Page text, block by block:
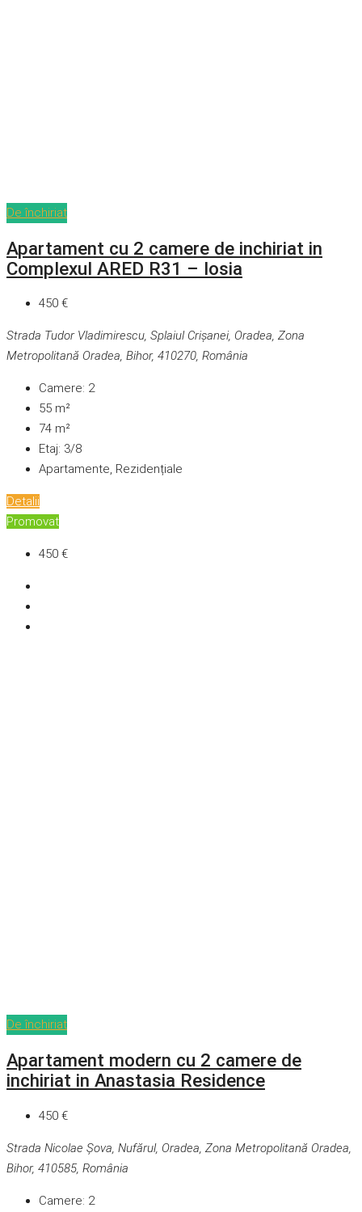
De închiriat
Apartament cu 2 camere de inchiriat in
Complexul ARED R31 – Iosia
450 €
Strada Tudor Vladimirescu, Splaiul Crișanei, Oradea, Zona
Metropolitană Oradea, Bihor, 410270, România
Camere: 2
55 m²
74 m²
Etaj: 3/8
Apartamente, Rezidențiale
Detalii
Promovat
450 €
De închiriat
Apartament modern cu 2 camere de
inchiriat in Anastasia Residence
450 €
Strada Nicolae Șova, Nufărul, Oradea, Zona Metropolitană Oradea,
Bihor, 410585, România
Camere: 2